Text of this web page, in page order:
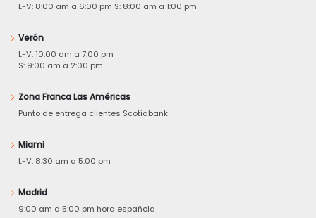
L-V: 8:00 am a 6:00 pm S: 8:00 am a 1:00 pm
Verón
L-V: 10:00 am a 7:00 pm
S: 9:00 am a 2:00 pm
Zona Franca Las Américas
Punto de entrega clientes Scotiabank
Miami
L-V: 8:30 am a 5:00 pm
Madrid
9:00 am a 5:00 pm hora española